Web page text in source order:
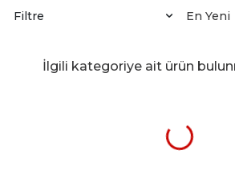
Filtre
İlgili kategoriye ait ürün